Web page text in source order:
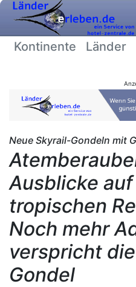
Kontinente Länder
Neue Skyrail-Gondeln mit
Ausblicke
tropischen
Noch mehr
verspricht
Gondel